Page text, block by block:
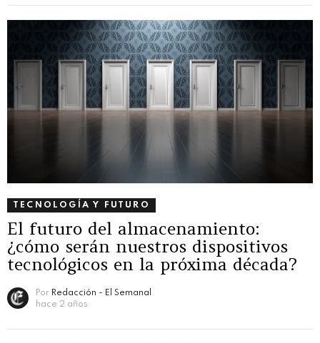
TECNOLOGÍA Y FUTURO
El futuro del almacenamiento:
¿cómo serán nuestros dispositivos
tecnológicos en la próxima década?
Por Redacción - El Semanal
hace 2 años